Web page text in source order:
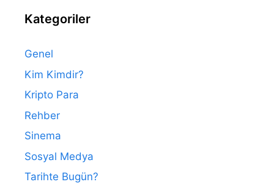
Kategoriler
Genel
Kim Kimdir?
Kripto Para
Rehber
Sinema
Sosyal Medya
Tarihte Bugün?